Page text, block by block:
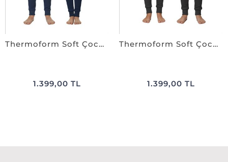
Thermoform Soft Çocuk Termal İçlik Set LACİVERT
1.399,00 TL
Thermoform Soft Çocuk Termal İçlik Set ANTRASiT
1.399,00 TL